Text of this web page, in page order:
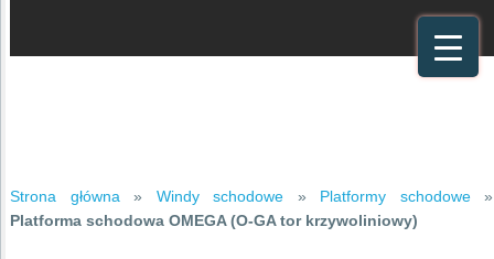
Strona główna » Windy schodowe » Platformy schodowe»
Platforma schodowa OMEGA (O-GA tor krzywoliniowy)